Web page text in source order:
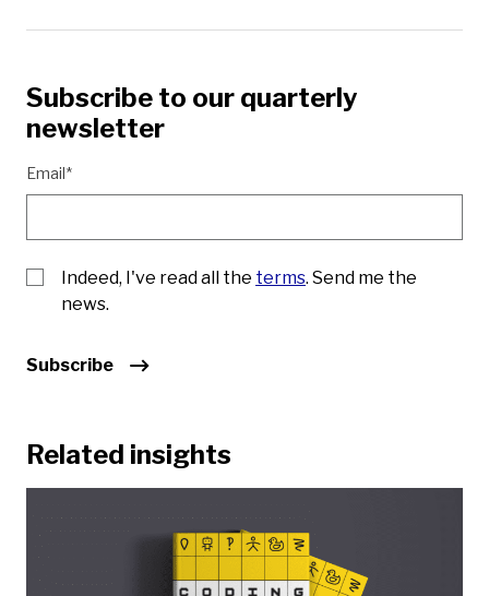
Subscribe to our quarterly
newsletter
Email*
Indeed, I've read all the terms. Send me the
news.
Subscribe
Related insights